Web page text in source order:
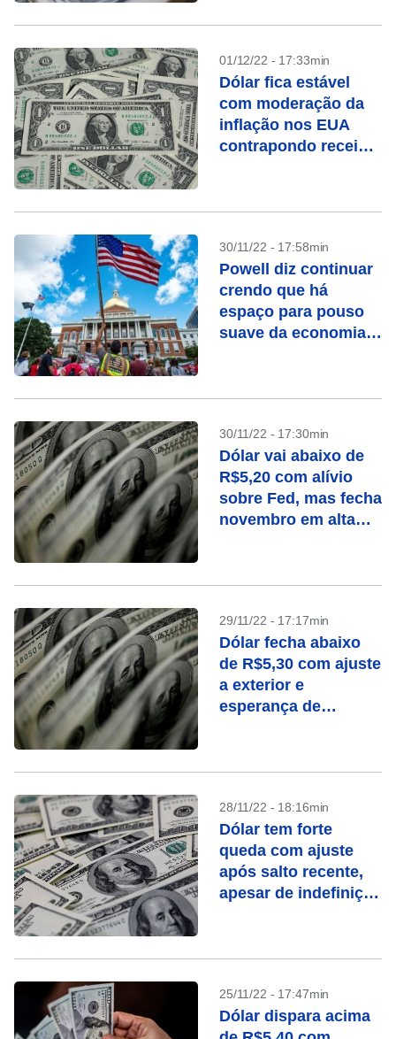
01/12/22 - 17:33min
Dólar fica estável
com moderação da
inflação nos EUA
contrapondo receio
30/11/22 - 17:58min
Powell diz continuar
crendo que há
espaço para pouso
suave da economia
30/11/22 - 17:30min
Dólar vai abaixo de
R$5,20 com alívio
sobre Fed, mas fecha
novembro em alta
29/11/22 - 17:17min
Dólar fecha abaixo
de R$5,30 com ajuste
a exterior e
esperança de
28/11/22 - 18:16min
Dólar tem forte
queda com ajuste
após salto recente,
apesar de indefinição
25/11/22 - 17:47min
Dólar dispara acima